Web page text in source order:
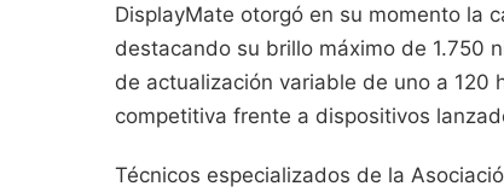
DisplayMate otorgó en su momento la
destacando su brillo máximo de 1.750
de actualización variable de uno a 120
competitiva frente a dispositivos
Técnicos especializados de la